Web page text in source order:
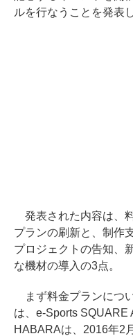
ルを行なうことを発表
発表された内容は、
プランの刷新と、制作
プロジェクトの告知、
な機材の導入の3点。
まず料金プランにつ
は、e-Sports SQUARE
HABARAは、2016年2